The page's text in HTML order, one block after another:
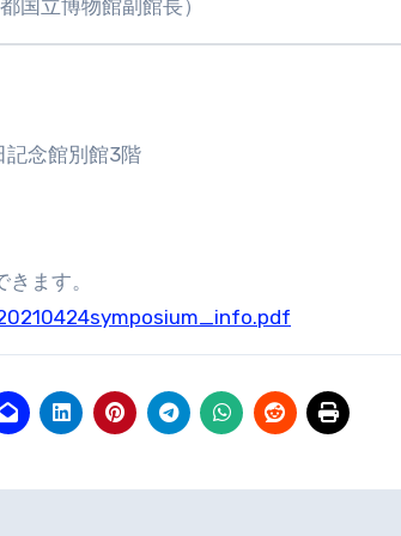
国立博物館副館長）
念館別館3階
ます。